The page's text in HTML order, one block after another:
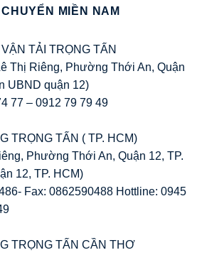
MIỀN NAM
TẢI TRỌNG TẤN
Thị Riêng, Phường Thới An, Quận
UBND quận 12)
77 – 0912 79 79 49
TRỌNG TẤN ( TP. HCM)
Phường Thới An, Quận 12, TP.
12, TP. HCM)
Fax: 0862590488 Hottline: 0945
TRỌNG TẤN CẦN THƠ